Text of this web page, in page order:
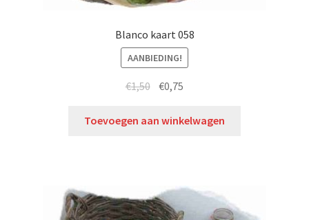
Blanco kaart 058
AANBIEDING!
€1,50 €0,75
Toevoegen aan winkelwagen